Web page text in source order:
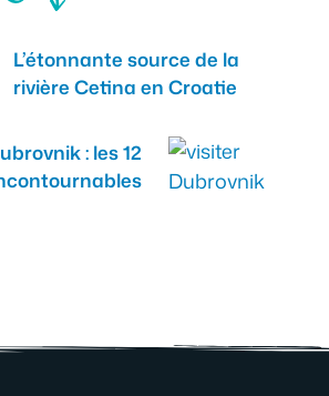
L’étonnante source de la
rivière Cetina en Croatie
: les 12